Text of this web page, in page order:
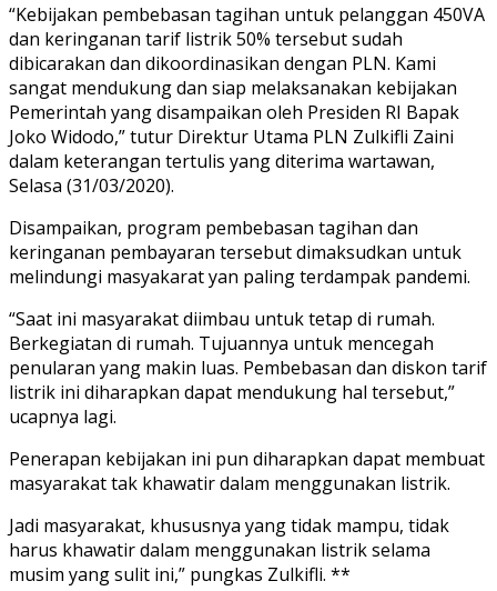
“Kebijakan pembebasan tagihan untuk pelanggan 450VA
dan keringanan tarif listrik 50% tersebut sudah
dibicarakan dan dikoordinasikan dengan PLN. Kami
sangat mendukung dan siap melaksanakan kebijakan
Pemerintah yang disampaikan oleh Presiden RI Bapak
Joko Widodo,” tutur Direktur Utama PLN Zulkifli Zaini
dalam keterangan tertulis yang diterima wartawan,
Selasa (31/03/2020).
Disampaikan, program pembebasan tagihan dan
keringanan pembayaran tersebut dimaksudkan untuk
melindungi masyakarat yan paling terdampak pandemi.
“Saat ini masyarakat diimbau untuk tetap di rumah.
Berkegiatan di rumah. Tujuannya untuk mencegah
penularan yang makin luas. Pembebasan dan diskon tarif
listrik ini diharapkan dapat mendukung hal tersebut,”
ucapnya lagi.
Penerapan kebijakan ini pun diharapkan dapat membuat
masyarakat tak khawatir dalam menggunakan listrik.
Jadi masyarakat, khususnya yang tidak mampu, tidak
harus khawatir dalam menggunakan listrik selama
musim yang sulit ini,” pungkas Zulkifli. **